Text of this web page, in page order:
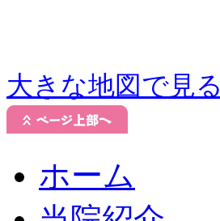
大きな地図で見る
ホーム